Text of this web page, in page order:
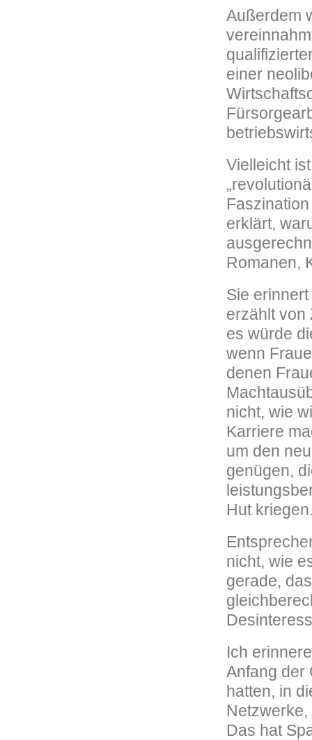
Außerdem
einer
Vielleicht
erklärt,
Romanen,
Sie
erzählt von
es würde
wenn
denen
nicht, wie
Karriere
um den
genügen,
Hut
nicht, wie
gerade,
Ich
Anfang der
hatten, in
Das hat